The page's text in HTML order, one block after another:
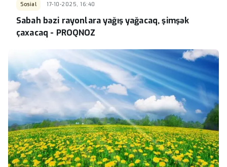
Sosial 17-10-2025, 16:40
Sabah bəzi rayonlara yağış yağacaq, şimşək
çaxacaq - PROQNOZ